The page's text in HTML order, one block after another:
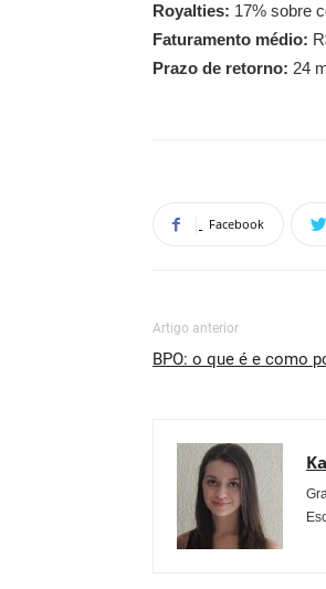
Royalties: 17% sobre
Faturamento médio:
Prazo de retorno: 24
Facebook
Artigo anterior
BPO: o que é e como